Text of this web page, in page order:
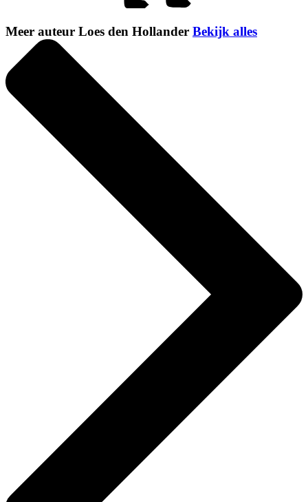
Meer auteur Loes den Hollander Bekijk alles